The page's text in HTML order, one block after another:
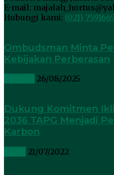
E-mail:
Hubungi kami: (021)
Ombudsman Minta
Kebijakan Perberasan
26/08/2025
Dukung Komitmen
2036 TAPG Menjadi
Karbon
21/07/2022